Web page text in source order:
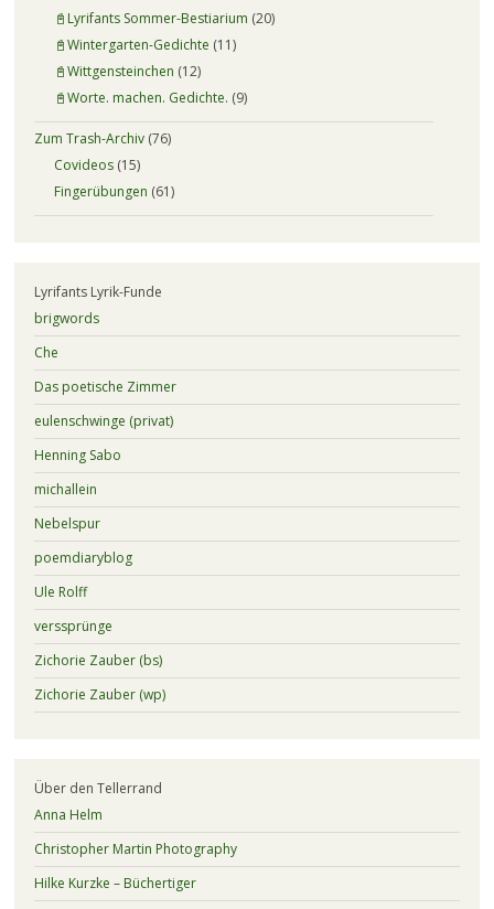
📓Lyrifants Sommer-Bestiarium (20)
📓Wintergarten-Gedichte (11)
📓Wittgensteinchen (12)
📓Worte. machen. Gedichte. (9)
Zum Trash-Archiv(76)
Covideos(15)
Fingerübungen (61)
Lyrifants Lyrik-Funde
brigwords
Che
Das poetische Zimmer
eulenschwinge (privat)
Henning Sabo
michallein
Nebelspur
poemdiaryblog
Ule Rolff
verssprünge
Zichorie Zauber (bs)
Zichorie Zauber (wp)
Über den Tellerrand
Anna Helm
Christopher Martin Photography
Hilke Kurzke – Büchertiger